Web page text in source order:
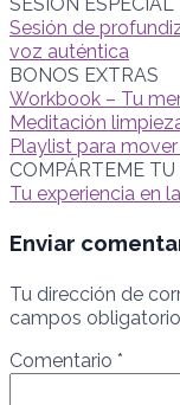
Sesión de
voz auténtica
BONOS EXTRAS
Workbook – Tu
Meditación
Playlist para
COMPÁRTEME TU
Tu experiencia en
Enviar
Tu dirección de
campos
Comentario *